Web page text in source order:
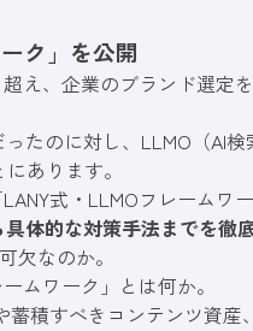
ク」を公開
え、企業のブランド選定
たのに対し、LLMO（AI
あります。
式・LLMOフレームワー
体的な対策手法までを徹
欠なのか。
ムワーク」とは何か。
積すべきコンテンツ資